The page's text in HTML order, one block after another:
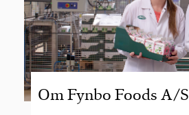
Om Fynbo Foods A/S